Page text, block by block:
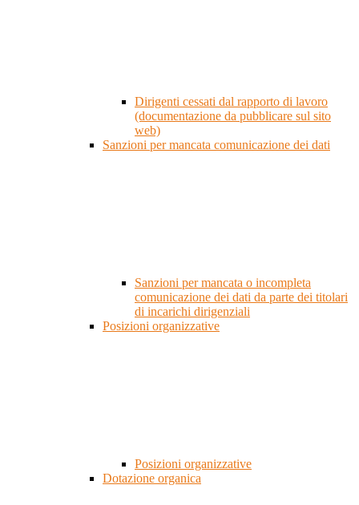
Dirigenti cessati dal rapporto di lavoro
(documentazione da pubblicare sul sito
web)
Sanzioni per mancata comunicazione dei dati
Sanzioni per mancata o incompleta
comunicazione dei dati da parte dei titolari
di incarichi dirigenziali
Posizioni organizzative
Posizioni organizzative
Dotazione organica